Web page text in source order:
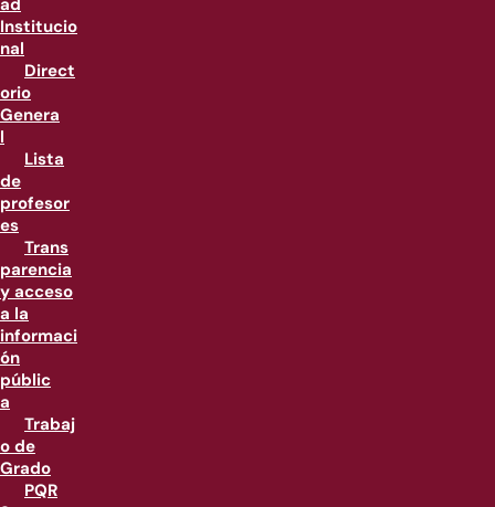
ad
Institucio
nal
Direct
orio
Genera
l
Lista
de
profesor
es
Trans
parencia
y acceso
a la
informaci
ón
públic
a
Trabaj
o de
Grado
PQR